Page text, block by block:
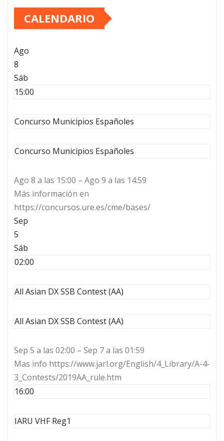
CALENDARIO
Ago
8
Sáb
15:00
Concurso Municipios Españoles
Concurso Municipios Españoles
Ago 8 a las 15:00 – Ago 9 a las 14:59
Más información en
https://concursos.ure.es/cme/bases/
Sep
5
Sáb
02:00
All Asian DX SSB Contest (AA)
All Asian DX SSB Contest (AA)
Sep 5 a las 02:00 – Sep 7 a las 01:59
Mas info https://www.jarl.org/English/4_Library/A-4-
3_Contests/2019AA_rule.htm
16:00
IARU VHF Reg1